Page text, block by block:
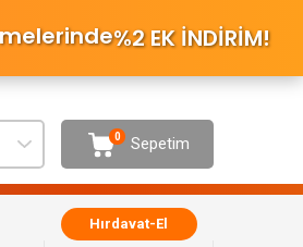
%2 EK İNDİRİM!
Sepetim
0
Hırdavat-El